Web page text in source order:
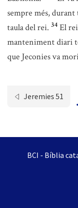
sempre més, durant
taula del rei. 34 El
manteniment diari
que Jeconies va
Jeremies 51
BCI - Bíblia